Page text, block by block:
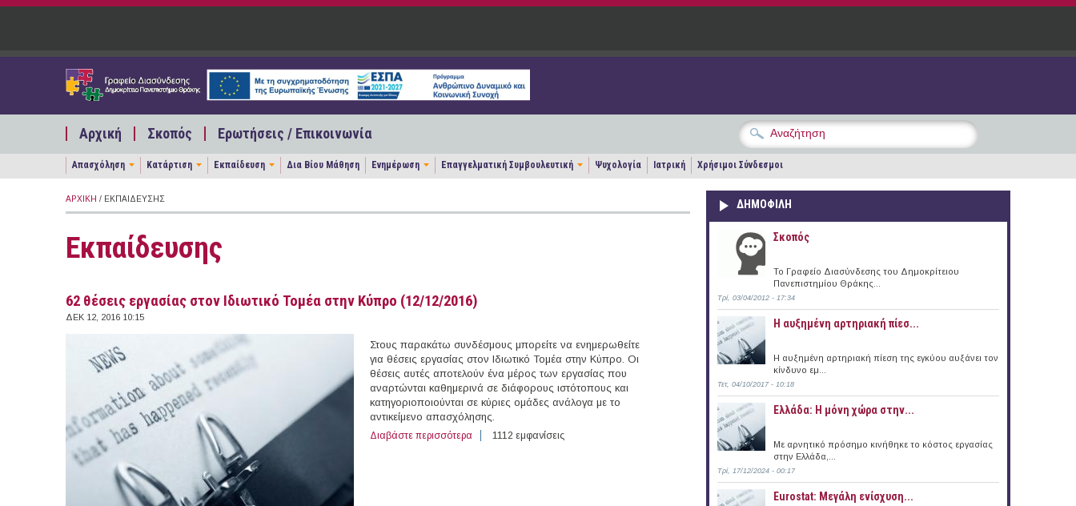
Παράκαμψη προς το κυρίως περιεχόμενο
Αρχική Σκοπός Ερωτήσεις / Επικοινωνία
Απασχόληση Κατάρτιση Εκπαίδευση Δια Βίου Μάθηση Ενημέρωση Επαγγελματική Συμβουλευτική Ψυχολογία Ιατρική Χρήσιμοι Σύνδεσμοι
ΑΡΧΙΚΉ / ΕΚΠΑΊΔΕΥΣΗΣ
Εκπαίδευσης
62 θέσεις εργασίας στον Ιδιωτικό Τομέα στην Κύπρο (12/12/2016)
ΔΕΚ 12, 2016 10:15
Στους παρακάτω συνδέσμους μπορείτε να ενημερωθείτε
για θέσεις εργασίας στον Ιδιωτικό Τομέα στην Κύπρο. Οι
θέσεις αυτές αποτελούν ένα μέρος των εργασίας που
αναρτώνται καθημερινά σε διάφορους ιστότοπους και
κατηγοριοποιούνται σε κύριες ομάδες ανάλογα με το
αντικείμενο απασχόλησης.
Διαβάστε περισσότερα για 62 θέσεις εργασίας στον Ιδιωτικό Τομέα στην Κύπρο (12/12/2016)
1112 εμφανίσεις
ΔΗΜΟΦΙΛΗ
Σκοπός
Το Γραφείο Διασύνδεσης του Δημοκρίτειου
Πανεπιστημίου Θράκης...
Τρί, 03/04/2012 - 17:34
Η αυξημένη αρτηριακή πίεσ...
Η αυξημένη αρτηριακή πίεση της εγκύου αυξάνει τον
κίνδυνο εμ...
Τετ, 04/10/2017 - 10:18
Ελλάδα: Η μόνη χώρα στην...
Με αρνητικό πρόσημο κινήθηκε το κόστος εργασίας
στην Ελλάδα,...
Τρί, 17/12/2024 - 00:17
Eurostat: Μεγάλη ενίσχυση...